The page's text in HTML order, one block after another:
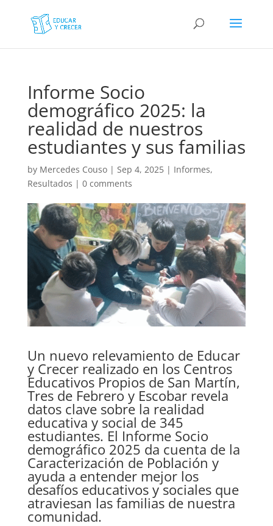
Informe Socio
demográfico 2025: la
realidad de nuestros
estudiantes y sus familias
by Mercedes Couso| Sep 4, 2025| Informes,
Resultados | 0 comments
Un nuevo relevamiento de Educar
y Crecer realizado en los Centros
Educativos Propios de San Martín,
Tres de Febrero y Escobar revela
datos clave sobre la realidad
educativa y social de 345
estudiantes. El Informe Socio
demográfico 2025 da cuenta de la
Caracterización de Población y
ayuda a entender mejor los
desafíos educativos y sociales que
atraviesan las familias de nuestra
comunidad.